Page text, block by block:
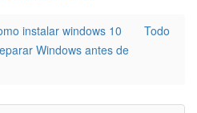
instalar windows 10
Todo
Windows antes de